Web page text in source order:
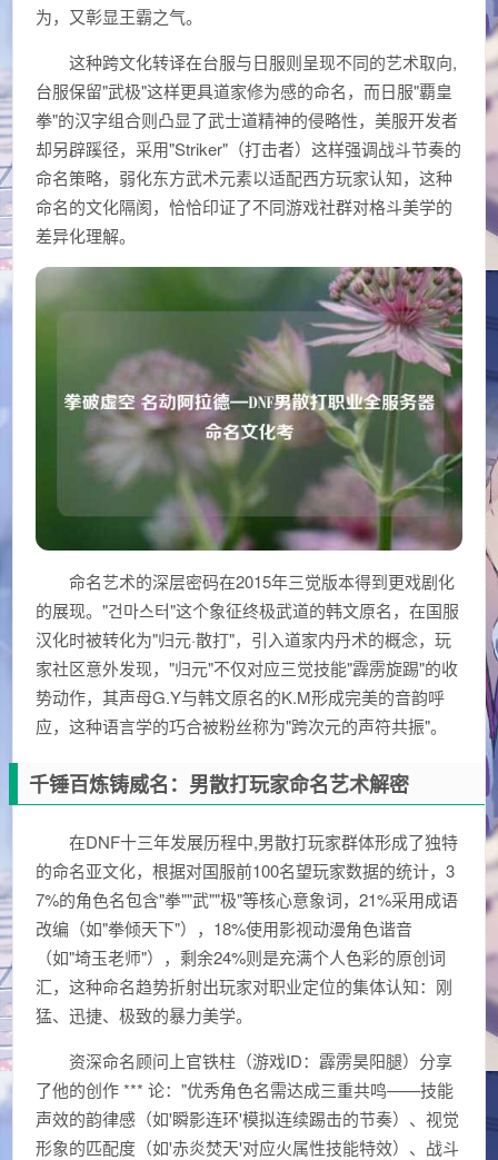
为，又彰显王霸之气。
这种跨文化转译在台服与日服则呈现不同的艺术取向,
台服保留"武极"这样更具道家修为感的命名，而日服"覇皇
拳"的汉字组合则凸显了武士道精神的侵略性，美服开发者
却另辟蹊径，采用"Striker"（打击者）这样强调战斗节奏的
命名策略，弱化东方武术元素以适配西方玩家认知，这种
命名的文化隔阂，恰恰印证了不同游戏社群对格斗美学的
差异化理解。
命名艺术的深层密码在2015年三觉版本得到更戏剧化
的展现。"건마스터"这个象征终极武道的韩文原名，在国服
汉化时被转化为"归元·散打"，引入道家内丹术的概念，玩
家社区意外发现，"归元"不仅对应三觉技能"霹雳旋踢"的收
势动作，其声母G.Y与韩文原名的K.M形成完美的音韵呼
应，这种语言学的巧合被粉丝称为"跨次元的声符共振"。
千锤百炼铸威名：男散打玩家命名艺术解密
在DNF十三年发展历程中,男散打玩家群体形成了独特
的命名亚文化，根据对国服前100名望玩家数据的统计，3
7%的角色名包含"拳""武""极"等核心意象词，21%采用成语
改编（如"拳倾天下"），18%使用影视动漫角色谐音
（如"埼玉老师"），剩余24%则是充满个人色彩的原创词
汇，这种命名趋势折射出玩家对职业定位的集体认知：刚
猛、迅捷、极致的暴力美学。
资深命名顾问上官铁柱（游戏ID：霹雳昊阳腿）分享
了他的创作 *** 论："优秀角色名需达成三重共鸣——技能
声效的韵律感（如'瞬影连环'模拟连续踢击的节奏）、视觉
形象的匹配度（如'赤炎焚天'对应火属性技能特效）、战斗